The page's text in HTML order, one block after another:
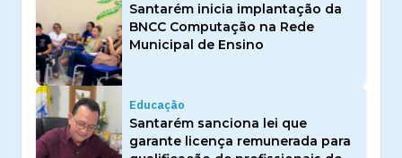
Santarém inicia implantação da
BNCC Computação na Rede
Municipal de Ensino
Educação
Santarém sanciona lei que
garante licença remunerada para